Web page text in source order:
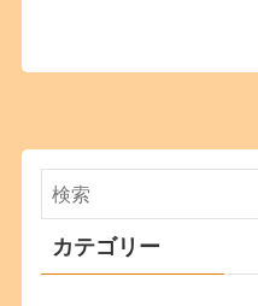
カテゴリー